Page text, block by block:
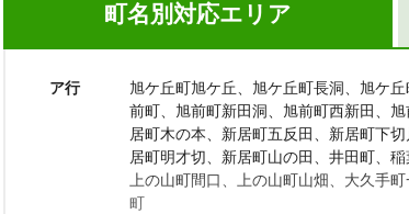
町名別対応エリア
ア行
旭ケ丘町旭ケ丘、旭ケ丘町長洞、旭ケ
前町、旭前町新田洞、旭前町西新田、
居町木の本、新居町五反田、新居町下
居町明才切、新居町山の田、井田町、
上の山町間口、上の山町山畑、大久手
町